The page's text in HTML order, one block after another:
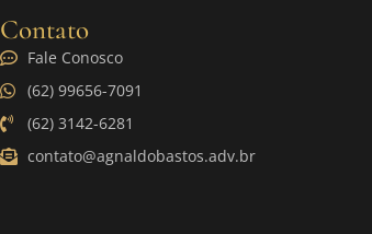
Contato
Fale Conosco
(62) 99656-7091
(62) 3142-6281
contato@agnaldobastos.adv.br